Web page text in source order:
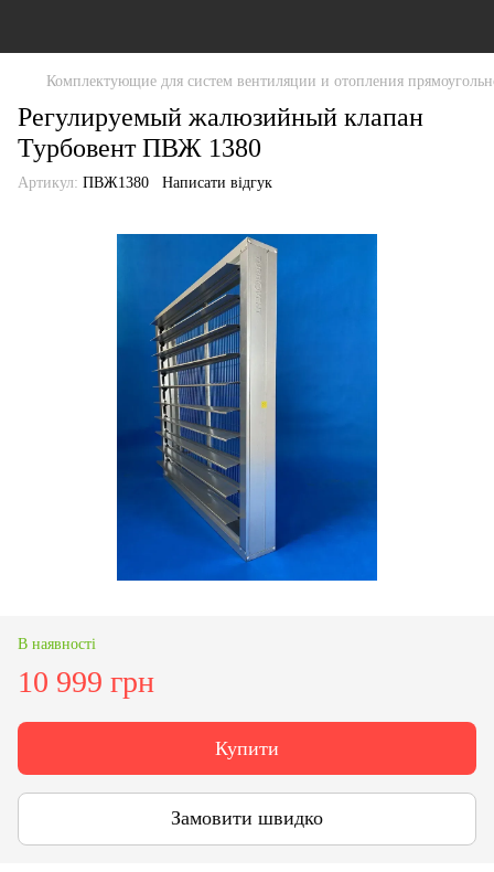
Комплектующие для систем вентиляции и отопления
Регулируемый жалюзийный клапан
Турбовент ПВЖ 1380
Артикул: ПВЖ1380 Написати відгук
В наявності
10 999 грн
Купити
Замовити швидко